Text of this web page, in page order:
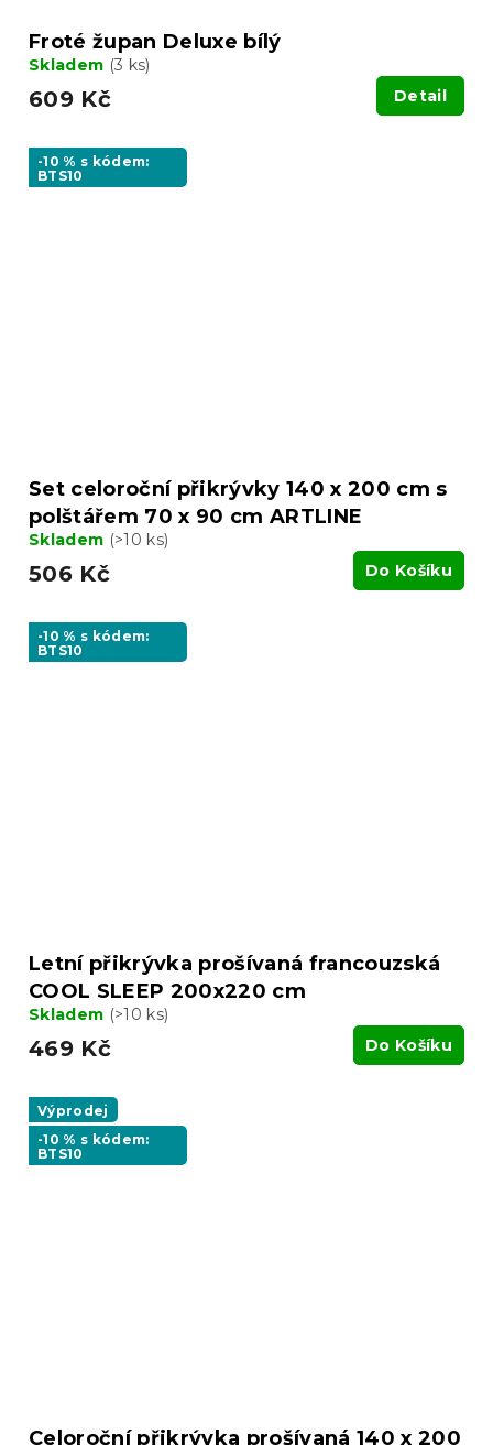
Froté župan Deluxe bílý
Skladem (3 ks)
609 Kč Detail
-10 % s kódem:
BTS10
Set celoroční přikrývky 140 x 200 cm s
polštářem 70 x 90 cm ARTLINE
Skladem (>10 ks)
506 Kč Do Košíku
-10 % s kódem:
BTS10
Letní přikrývka prošívaná francouzská
COOL SLEEP 200x220 cm
Skladem (>10 ks)
469 Kč Do Košíku
Výprodej
-10 % s kódem:
BTS10
Celoroční přikrývka prošívaná 140 x 200